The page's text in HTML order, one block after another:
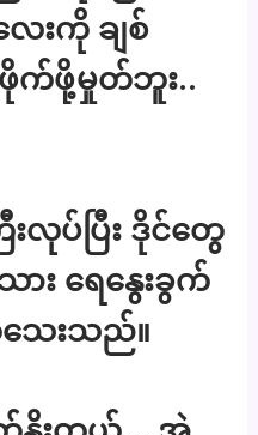
းကို ချစ်
က်ဖို့မှုတ်ဘူး..
ပ်ပြီး ဒိုင်တွေ
း ရေနွေးခွက်
ေးသည်။